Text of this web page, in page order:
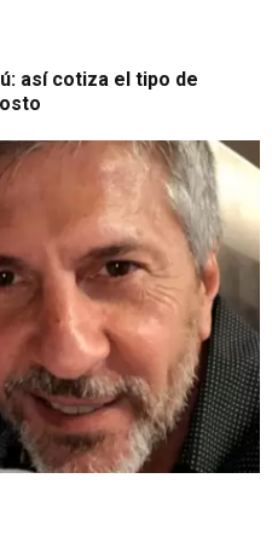
así cotiza el tipo de